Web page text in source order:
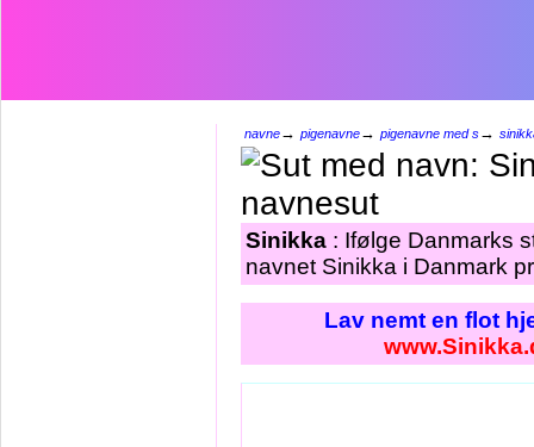
navne→ pigenavne→ pigenavne med s→
Sinikka : Ifølge Danmarks
navnet Sinikka i Danmark
Lav nemt en flot